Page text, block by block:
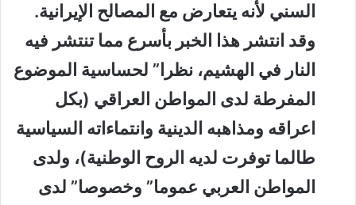
السني لأنه يتعارض مع المصالح الإيرانية.
وقد انتشر هذا الخبر بأسرع مما تنتشر فيه
النار في الهشيم، نظرا” لحساسية الموضوع
المفرطة لدى المواطن العراقي (بكل
اعراقه ومذاهبه الدينية وانتماءاته السياسية
طالما توفرت لديه الروح الوطنية)، ولدى
المواطن العربي عموما” وخصوصا” لدى